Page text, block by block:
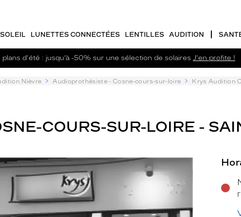
LUNETTES CONNECTÉES LENTILLES AUDITION
plans d'été : jusqu’à -50% sur une sélection de solaires J'en profite !
Nièvre Audioprothésiste - Cosne-cours-sur-loire Krys Audition
COURS-SUR-LOIRE -